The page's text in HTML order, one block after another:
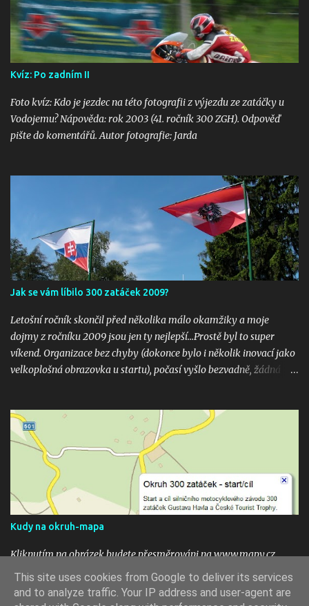
Kvíz: Po zadním II
Foto kvíz: Kdo je jezdec na této fotografii z výjezdu ze zatáčky u
Vodojemu? Nápověda: rok 2003 (41. ročník 300 ZGH). Odpověď
pište do komentářů. Autor fotografie: Jarda
Jak se vám líbilo 300 zatáček 2009?
Letošní ročník skončil před několika málo okamžiky a moje
dojmy z ročníku 2009 jsou jen ty nejlepší...Prostě byl to super
víkend. Organizace bez chyby (dokonce bylo i několik inovací jako
velkoplošná obrazovka u startu), počasí vyšlo bezvadně, žádná
email 300zatacek@gmail.com a podělte se s ostatními, budou
uveřejněny na těchto stránkých. Dík. A jak se líbily Zatáčky vám?
Pište do komentářů...
Kudy na okruh-mapa
Kliknutím na obrázek budete přesměrováni na www.mapy.cz,
start okruhu je vyznačen na mapě ikonou. To see the map click the
image.
This site uses cookies from Google to deliver its services
and to analyze traffic. Your IP address and user-agent are